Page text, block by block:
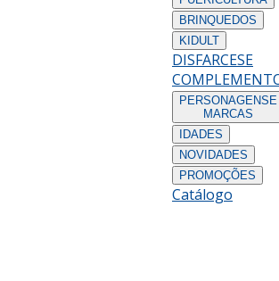
BRINQUEDOS
KIDULT
DISFARCESE
PERSONAGENS E
MARCAS
IDADES
NOVIDADES
PROMOÇÕES
Catálogo